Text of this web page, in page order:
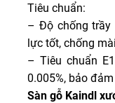
Tiêu chuẩn:
– Độ chống trầy
lực tốt, chống
– Tiêu chuẩn
0.005%, bảo
Sàn gỗ Kaindl